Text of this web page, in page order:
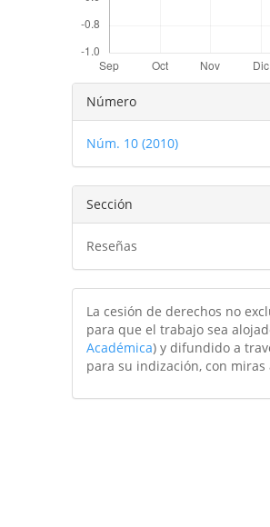
Detalles
del
artículo
Número
Núm. 10 (2010)
Sección
Reseñas
La cesión de derechos no
para que el trabajo sea
Académica) y difundido a
para su indización, con